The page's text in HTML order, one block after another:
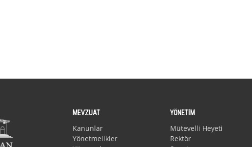
MEVZUAT
Kanunlar
Yönetmelikler
YÖNETİM
Mütevelli Heyeti
Rektör